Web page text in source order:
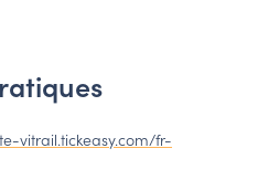
vitrail.tickeasy.com/fr-